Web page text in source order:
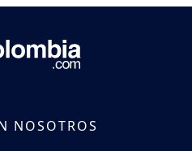
NOSOTROS